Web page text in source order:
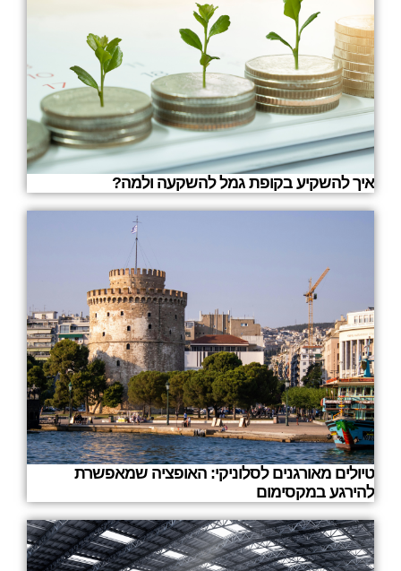
איך להשקיע בקופת גמל להשקעה ולמה?
טיולים מאורגנים לסלוניקי: האופציה שמאפשרת
להירגע במקסימום